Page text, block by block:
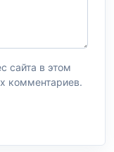
сайта в этом
комментариев.